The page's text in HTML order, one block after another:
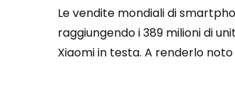
Le vendite mondiali di
raggiungendo i 389 milioni di
Xiaomi in testa. A renderlo noto